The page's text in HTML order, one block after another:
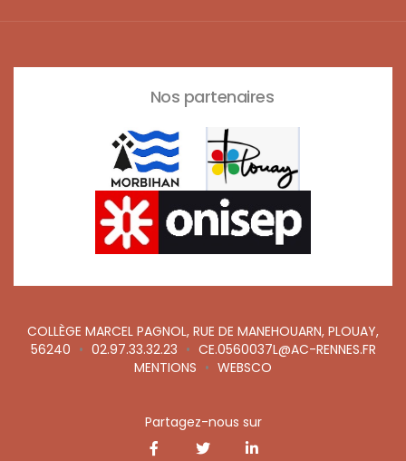
Nos partenaires
COLLÈGE MARCEL PAGNOL, RUE DE MANEHOUARN, PLOUAY,
56240 • 02.97.33.32.23 • CE.0560037L@AC-RENNES.FR
MENTIONS • WEBSCO
Partagez-nous sur